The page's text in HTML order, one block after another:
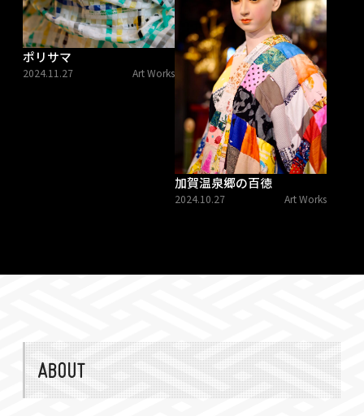
ポリサマ
2024.11.27 Art Works
加賀温泉郷の百徳
2024.10.27 Art Works
ABOUT